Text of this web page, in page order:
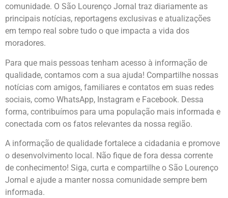
comunidade. O São Lourenço Jornal traz diariamente as
principais notícias, reportagens exclusivas e atualizações
em tempo real sobre tudo o que impacta a vida dos
moradores.
Para que mais pessoas tenham acesso à informação de
qualidade, contamos com a sua ajuda! Compartilhe nossas
notícias com amigos, familiares e contatos em suas redes
sociais, como WhatsApp, Instagram e Facebook. Dessa
forma, contribuímos para uma população mais informada e
conectada com os fatos relevantes da nossa região.
A informação de qualidade fortalece a cidadania e promove
o desenvolvimento local. Não fique de fora dessa corrente
de conhecimento! Siga, curta e compartilhe o São Lourenço
Jornal e ajude a manter nossa comunidade sempre bem
informada.